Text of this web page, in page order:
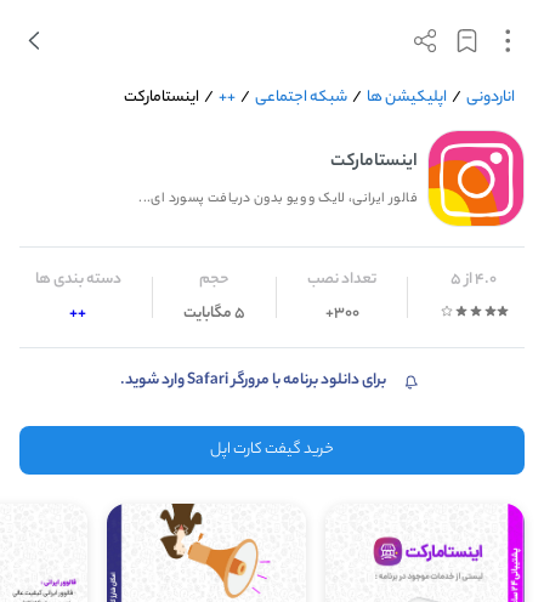
اناردونی / اپلیکیشن ها /شبکه اجتماعی /
++
/اینستامارکت
اینستامارکت
فالور ایرانی، لایک و ویو بدون دریافت پسورد ای...
4.0 از 5 تعداد نصب
300+
حجم
5 مگابایت
دسته بندی ها
++
برای دانلود برنامه با مرورگر Safari وارد شوید.
خرید گیفت کارت اپل